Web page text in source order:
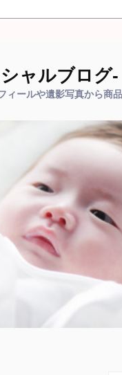
ャルブログ-
ィールや遺影写真から商